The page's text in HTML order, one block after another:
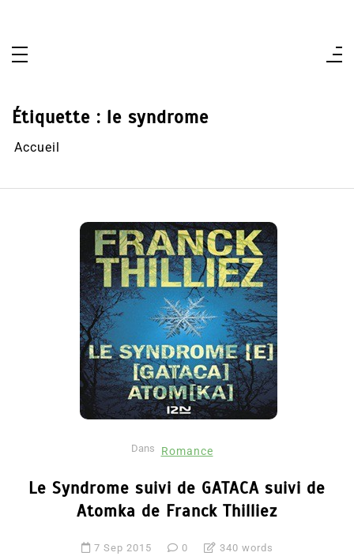
Étiquette : le syndrome
Accueil
Dans Romance
Le Syndrome suivi de GATACA suivi de
Atomka de Franck Thilliez
7 Sep 2015 0 340 words